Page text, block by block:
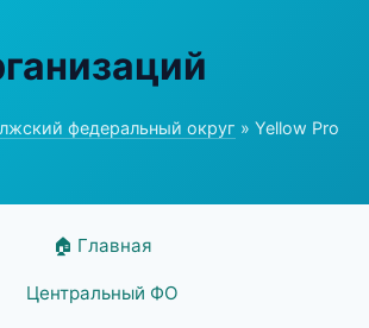
федеральный округ » Yellow Pro
🏠 Главная
Центральный ФО